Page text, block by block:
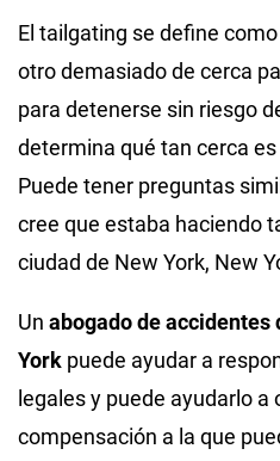
El tailgating se define
otro demasiado de cerca
para detenerse sin riesgo
determina qué tan cerca
Puede tener preguntas
cree que estaba haciendo
ciudad de New York, New
Un abogado de accidentes
York puede ayudar a
legales y puede ayudarlo a
compensación a la que